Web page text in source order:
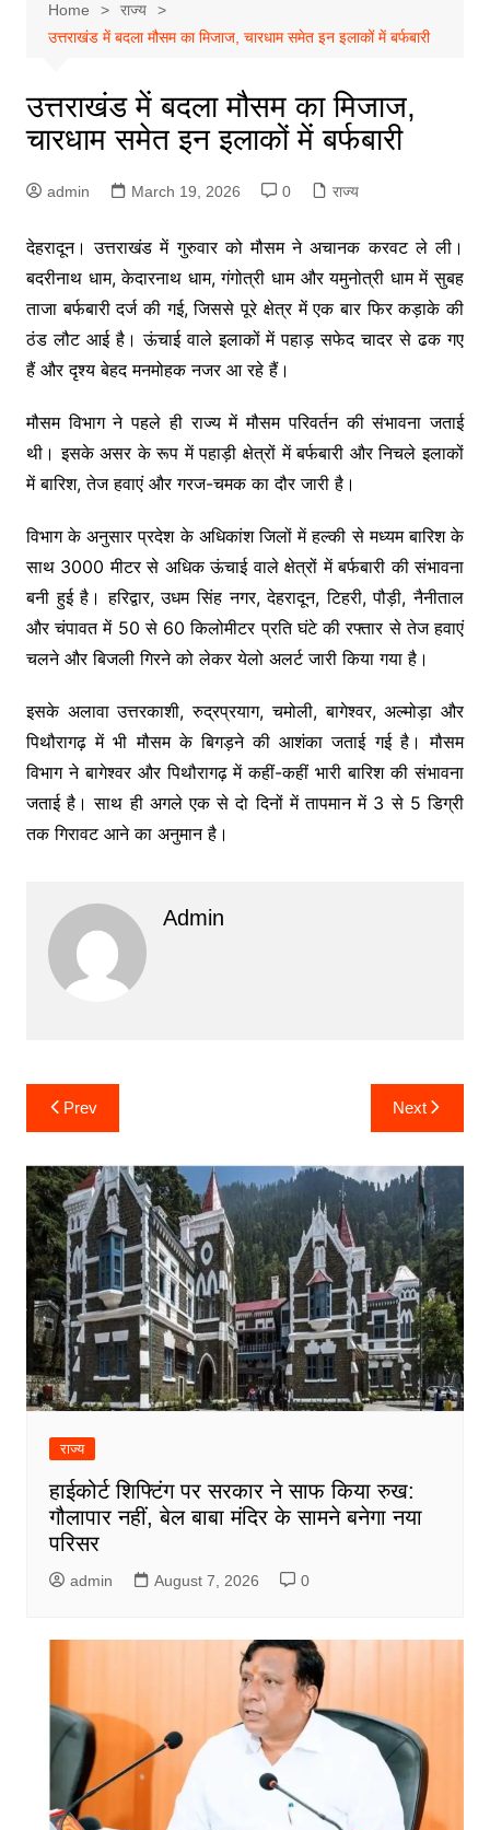
Home
राज्य
उत्तराखंड में बदला मौसम का मिजाज, चारधाम समेत इन इलाकों में बर्फबारी
उत्तराखंड में बदला मौसम का मिजाज,
चारधाम समेत इन इलाकों में बर्फबारी
admin March 19, 2026 0 राज्य
देहरादून।उत्तराखंड में गुरुवार को मौसम ने अचानक करवट ले ली।
बदरीनाथ धाम,केदारनाथ धाम,गंगोत्री धामऔरयमुनोत्री धाममें सुबह
ताजा बर्फबारी दर्ज की गई, जिससे पूरे क्षेत्र में एक बार फिर कड़ाके की
ठंड लौट आई है। ऊंचाई वाले इलाकों में पहाड़ सफेद चादर से ढक गए
हैं और दृश्य बेहद मनमोहक नजर आ रहे हैं।
मौसम विभाग ने पहले ही राज्य में मौसम परिवर्तन की संभावना जताई
थी। इसके असर के रूप में पहाड़ी क्षेत्रों में बर्फबारी और निचले इलाकों
में बारिश, तेज हवाएं और गरज-चमक का दौर जारी है।
विभाग के अनुसार प्रदेश के अधिकांश जिलों में हल्की से मध्यम बारिश के
साथ 3000 मीटर से अधिक ऊंचाई वाले क्षेत्रों में बर्फबारी की संभावना
बनी हुई है।हरिद्वार,उधम सिंह नगर,देहरादून,टिहरी,पौड़ी,नैनीताल
औरचंपावतमें 50 से 60 किलोमीटर प्रति घंटे की रफ्तार से तेज हवाएं
चलने और बिजली गिरने को लेकर येलो अलर्ट जारी किया गया है।
इसके अलावाउत्तरकाशी,रुद्रप्रयाग,चमोली,बागेश्वर,अल्मोड़ा और
पिथौरागढ़में भी मौसम के बिगड़ने की आशंका जताई गई है। मौसम
विभाग ने बागेश्वर और पिथौरागढ़ में कहीं-कहीं भारी बारिश की संभावना
जताई है। साथ ही अगले एक से दो दिनों में तापमान में 3 से 5 डिग्री
तक गिरावट आने का अनुमान है।
Admin
Post
navigation
Prev Next
राज्य
हाईकोर्ट शिफ्टिंग पर सरकार ने साफ किया रुख:
गौलापार नहीं, बेल बाबा मंदिर के सामने बनेगा नया
परिसर
admin August 7, 2026 0